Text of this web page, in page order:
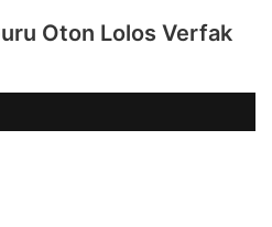
Oton Lolos Verfak